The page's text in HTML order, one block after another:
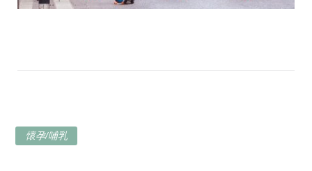
懷孕/哺乳